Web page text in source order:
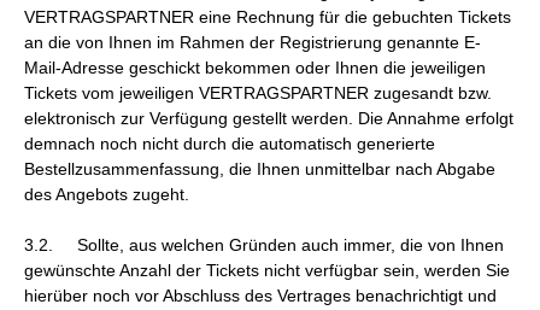
VERTRAGSPARTNER eine Rechnung für die gebuchten Tickets
an die von Ihnen im Rahmen der Registrierung genannte E-
Mail-Adresse geschickt bekommen oder Ihnen die jeweiligen
Tickets vom jeweiligen VERTRAGSPARTNER zugesandt bzw.
elektronisch zur Verfügung gestellt werden. Die Annahme erfolgt
demnach noch nicht durch die automatisch generierte
Bestellzusammenfassung, die Ihnen unmittelbar nach Abgabe
des Angebots zugeht.
3.2. Sollte, aus welchen Gründen auch immer, die von Ihnen
gewünschte Anzahl der Tickets nicht verfügbar sein, werden Sie
hierüber noch vor Abschluss des Vertrages benachrichtigt und